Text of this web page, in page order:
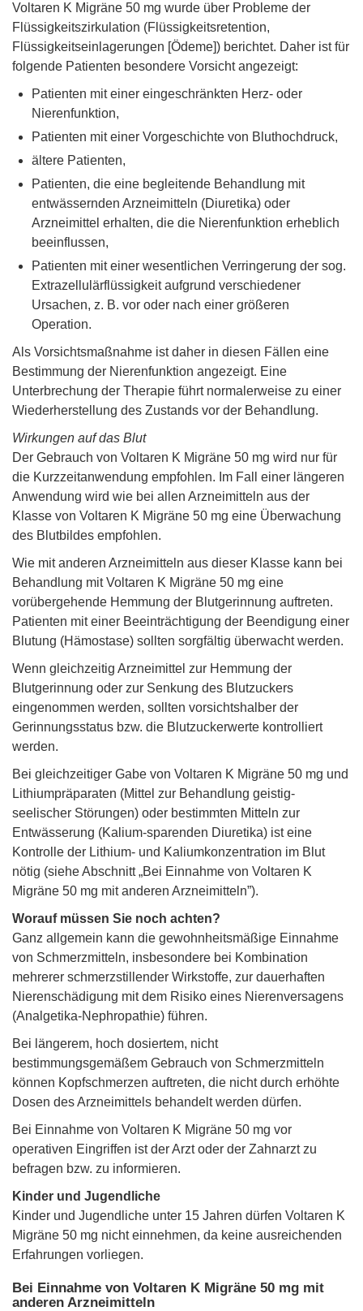
Voltaren K Migräne 50 mg wurde über Probleme der
Flüssigkeitszirkulation (Flüssigkeitsretention,
Flüssigkeitseinlagerungen [Ödeme]) berichtet. Daher ist für
folgende Patienten besondere Vorsicht angezeigt:
Patienten mit einer eingeschränkten Herz- oder
Nierenfunktion,
Patienten mit einer Vorgeschichte von Bluthochdruck,
ältere Patienten,
Patienten, die eine begleitende Behandlung mit
entwässernden Arzneimitteln (Diuretika) oder
Arzneimittel erhalten, die die Nierenfunktion erheblich
beeinflussen,
Patienten mit einer wesentlichen Verringerung der sog.
Extrazellulärflüssigkeit aufgrund verschiedener
Ursachen, z. B. vor oder nach einer größeren
Operation.
Als Vorsichtsmaßnahme ist daher in diesen Fällen eine
Bestimmung der Nierenfunktion angezeigt. Eine
Unterbrechung der Therapie führt normalerweise zu einer
Wiederherstellung des Zustands vor der Behandlung.
Wirkungen auf das Blut
Der Gebrauch von Voltaren K Migräne 50 mg wird nur für
die Kurzzeitanwendung empfohlen. Im Fall einer längeren
Anwendung wird wie bei allen Arzneimitteln aus der
Klasse von Voltaren K Migräne 50 mg eine Überwachung
des Blutbildes empfohlen.
Wie mit anderen Arzneimitteln aus dieser Klasse kann bei
Behandlung mit Voltaren K Migräne 50 mg eine
vorübergehende Hemmung der Blutgerinnung auftreten.
Patienten mit einer Beeinträchtigung der Beendigung einer
Blutung (Hämostase) sollten sorgfältig überwacht werden.
Wenn gleichzeitig Arzneimittel zur Hemmung der
Blutgerinnung oder zur Senkung des Blutzuckers
eingenommen werden, sollten vorsichtshalber der
Gerinnungsstatus bzw. die Blutzuckerwerte kontrolliert
werden.
Bei gleichzeitiger Gabe von Voltaren K Migräne 50 mg und
Lithiumpräparaten (Mittel zur Behandlung geistig-
seelischer Störungen) oder bestimmten Mitteln zur
Entwässerung (Kalium-sparenden Diuretika) ist eine
Kontrolle der Lithium- und Kaliumkonzentration im Blut
nötig (siehe Abschnitt „Bei Einnahme von Voltaren K
Migräne 50 mg mit anderen Arzneimitteln”).
Worauf müssen Sie noch achten?
Ganz allgemein kann die gewohnheitsmäßige Einnahme
von Schmerzmitteln, insbesondere bei Kombination
mehrerer schmerzstillender Wirkstoffe, zur dauerhaften
Nierenschädigung mit dem Risiko eines Nierenversagens
(Analgetika-Nephropathie) führen.
Bei längerem, hoch dosiertem, nicht
bestimmungsgemäßem Gebrauch von Schmerzmitteln
können Kopfschmerzen auftreten, die nicht durch erhöhte
Dosen des Arzneimittels behandelt werden dürfen.
Bei Einnahme von Voltaren K Migräne 50 mg vor
operativen Eingriffen ist der Arzt oder der Zahnarzt zu
befragen bzw. zu informieren.
Kinder und Jugendliche
Kinder und Jugendliche unter 15 Jahren dürfen Voltaren K
Migräne 50 mg nicht einnehmen, da keine ausreichenden
Erfahrungen vorliegen.
Bei Einnahme von Voltaren K Migräne 50 mg mit
anderen Arzneimitteln